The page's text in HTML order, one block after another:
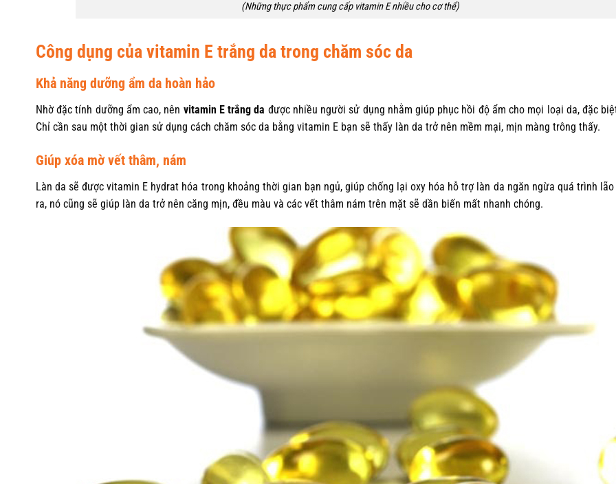
(Những thực phẩm cung cấp vitamin E nhiều cho cơ thể)
Công dụng của vitamin E trắng da trong chăm sóc da
Khả năng dưỡng ẩm da hoàn hảo
Nhờ đặc tính dưỡng ẩm cao, nên vitamin E trắng da được nhiều người sử dụng nhằm giúp phục hồi độ ẩm cho mọi loại da, đặc
Chỉ cần sau một thời gian sử dụng cách chăm sóc da bằng vitamin E bạn sẽ thấy làn da trở nên mềm mại, mịn màng trông thấy.
Giúp xóa mờ vết thâm, nám
Làn da sẽ được vitamin E hydrat hóa trong khoảng thời gian bạn ngủ, giúp chống lại oxy hóa hỗ trợ làn da ngăn ngừa quá trình
ra, nó cũng sẽ giúp làn da trở nên căng mịn, đều màu và các vết thâm nám trên mặt sẽ dần biến mất nhanh chóng.